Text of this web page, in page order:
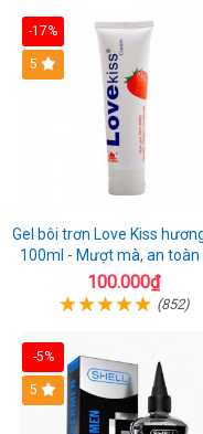
-17%
Hot
5
Gel bôi trơn Love Kiss
100ml - Mượt mà, an toàn
da nhạy cảm
100.000₫
(852)
-5%
Hot
5